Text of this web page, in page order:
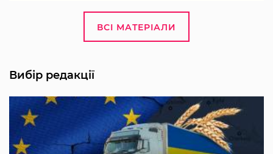
ВСІ МАТЕРІАЛИ
Вибір редакції